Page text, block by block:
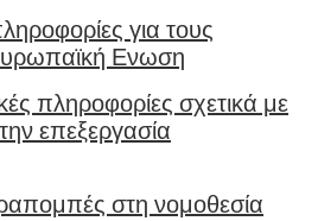
για τους
Ενωση
πληροφορίες σχετικά με
επεξεργασία
στη νομοθεσία